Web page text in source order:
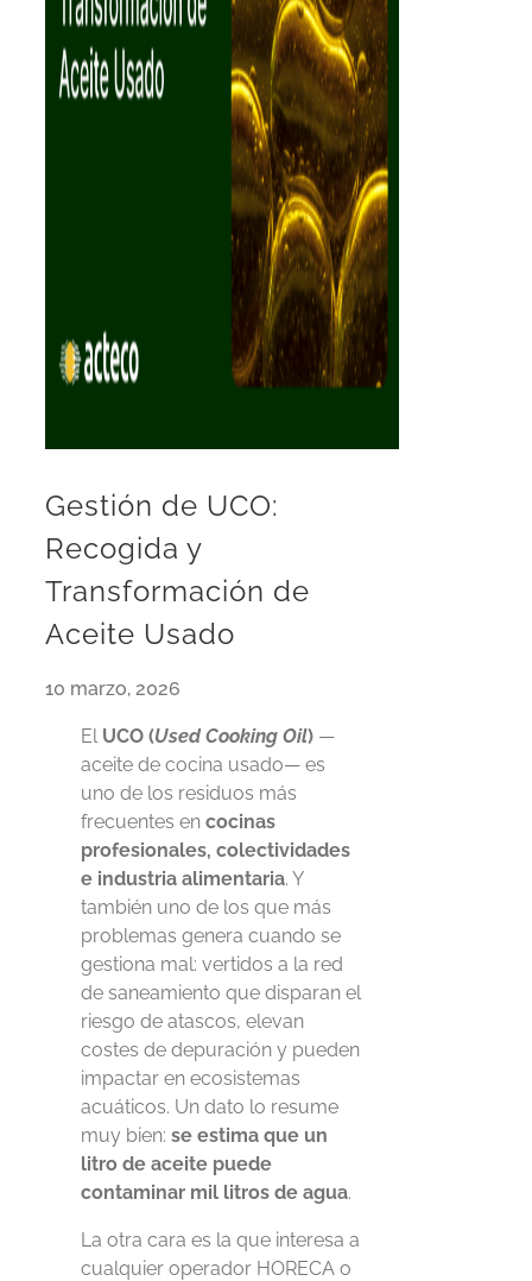
Gestión de UCO:
Recogida y
Transformación de
Aceite Usado
10 marzo, 2026
El UCO (Used Cooking Oil)—
aceite de cocina usado— es
uno de los residuos más
frecuentes en cocinas
profesionales, colectividades
e industria alimentaria. Y
también uno de los que más
problemas genera cuando se
gestiona mal: vertidos a la red
de saneamiento que disparan el
riesgo de atascos, elevan
costes de depuración y pueden
impactar en ecosistemas
acuáticos. Un dato lo resume
muy bien: se estima que un
litro de aceite puede
contaminar mil litros de agua.
La otra cara es la que interesa a
cualquier operador HORECA o